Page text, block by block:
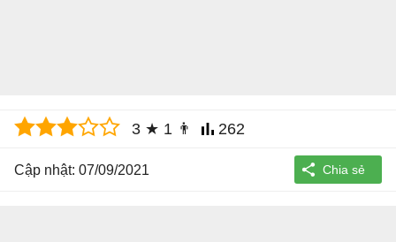
3 ★ 1 👨 262
Cập nhật: 07/09/2021